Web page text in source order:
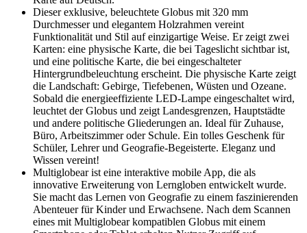
Dieser exklusive, beleuchtete Globus mit 320 mm
Durchmesser und elegantem Holzrahmen vereint
Funktionalität und Stil auf einzigartige Weise. Er zeigt zwei
Karten: eine physische Karte, die bei Tageslicht sichtbar ist,
und eine politische Karte, die bei eingeschalteter
Hintergrundbeleuchtung erscheint. Die physische Karte zeigt
die Landschaft: Gebirge, Tiefebenen, Wüsten und Ozeane.
Sobald die energieeffiziente LED-Lampe eingeschaltet wird,
leuchtet der Globus und zeigt Landesgrenzen, Hauptstädte
und andere politische Gliederungen an. Ideal für Zuhause,
Büro, Arbeitszimmer oder Schule. Ein tolles Geschenk für
Schüler, Lehrer und Geografie-Begeisterte. Eleganz und
Wissen vereint!
Multiglobear ist eine interaktive mobile App, die als
innovative Erweiterung von Lerngloben entwickelt wurde.
Sie macht das Lernen von Geografie zu einem faszinierenden
Abenteuer für Kinder und Erwachsene. Nach dem Scannen
eines mit Multiglobear kompatiblen Globus mit einem